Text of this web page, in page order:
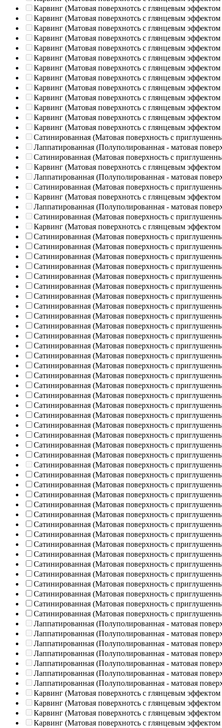
Карвинг (Матовая поверхнотсь с глянцевым эффектом
Карвинг (Матовая поверхнотсь с глянцевым эффектом
Карвинг (Матовая поверхнотсь с глянцевым эффектом
Карвинг (Матовая поверхнотсь с глянцевым эффектом
Карвинг (Матовая поверхнотсь с глянцевым эффектом
Карвинг (Матовая поверхнотсь с глянцевым эффектом
Карвинг (Матовая поверхнотсь с глянцевым эффектом
Карвинг (Матовая поверхнотсь с глянцевым эффектом
Карвинг (Матовая поверхнотсь с глянцевым эффектом
Карвинг (Матовая поверхнотсь с глянцевым эффектом
Карвинг (Матовая поверхнотсь с глянцевым эффектом
Карвинг (Матовая поверхнотсь с глянцевым эффектом
Карвинг (Матовая поверхнотсь с глянцевым эффектом
Сатинированная (Матовая поверхность с
Лаппатированная (Полуполированная - матовая
Сатинированная (Матовая поверхность с
Карвинг (Матовая поверхнотсь с глянцевым эффектом
Лаппатированная (Полуполированная - матовая
Сатинированная (Матовая поверхность с
Карвинг (Матовая поверхнотсь с глянцевым эффектом
Лаппатированная (Полуполированная - матовая
Сатинированная (Матовая поверхность с
Карвинг (Матовая поверхнотсь с глянцевым эффектом
Сатинированная (Матовая поверхность с
Сатинированная (Матовая поверхность с
Сатинированная (Матовая поверхность с
Сатинированная (Матовая поверхность с
Сатинированная (Матовая поверхность с
Сатинированная (Матовая поверхность с
Сатинированная (Матовая поверхность с
Сатинированная (Матовая поверхность с
Сатинированная (Матовая поверхность с
Сатинированная (Матовая поверхность с
Сатинированная (Матовая поверхность с
Сатинированная (Матовая поверхность с
Сатинированная (Матовая поверхность с
Сатинированная (Матовая поверхность с
Сатинированная (Матовая поверхность с
Сатинированная (Матовая поверхность с
Сатинированная (Матовая поверхность с
Сатинированная (Матовая поверхность с
Сатинированная (Матовая поверхность с
Сатинированная (Матовая поверхность с
Сатинированная (Матовая поверхность с
Сатинированная (Матовая поверхность с
Сатинированная (Матовая поверхность с
Сатинированная (Матовая поверхность с
Сатинированная (Матовая поверхность с
Сатинированная (Матовая поверхность с
Сатинированная (Матовая поверхность с
Сатинированная (Матовая поверхность с
Сатинированная (Матовая поверхность с
Сатинированная (Матовая поверхность с
Сатинированная (Матовая поверхность с
Сатинированная (Матовая поверхность с
Сатинированная (Матовая поверхность с
Сатинированная (Матовая поверхность с
Сатинированная (Матовая поверхность с
Сатинированная (Матовая поверхность с
Сатинированная (Матовая поверхность с
Сатинированная (Матовая поверхность с
Сатинированная (Матовая поверхность с
Лаппатированная (Полуполированная - матовая
Лаппатированная (Полуполированная - матовая
Лаппатированная (Полуполированная - матовая
Лаппатированная (Полуполированная - матовая
Лаппатированная (Полуполированная - матовая
Лаппатированная (Полуполированная - матовая
Лаппатированная (Полуполированная - матовая
Карвинг (Матовая поверхнотсь с глянцевым эффектом
Карвинг (Матовая поверхнотсь с глянцевым эффектом
Карвинг (Матовая поверхнотсь с глянцевым эффектом
Карвинг (Матовая поверхнотсь с глянцевым эффектом